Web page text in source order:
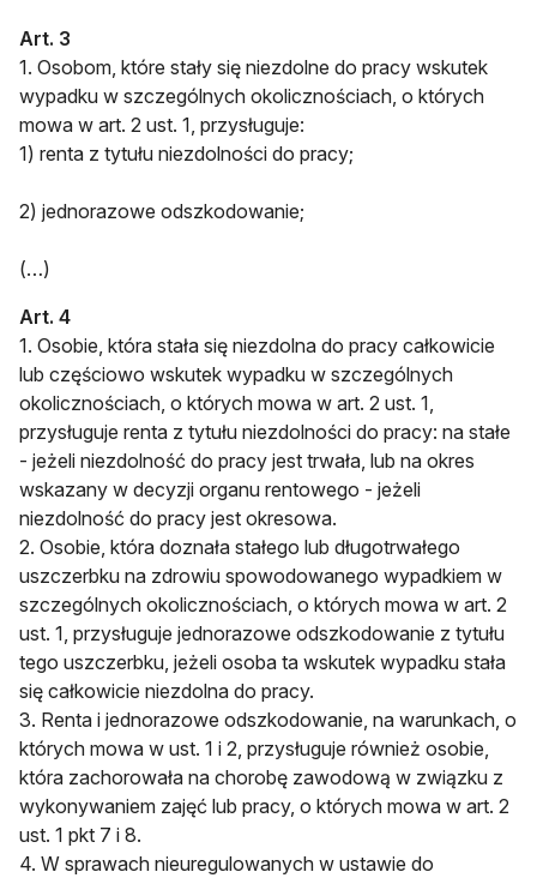
Art. 3
1. Osobom, które stały się niezdolne do pracy wskutek
wypadku w szczególnych okolicznościach, o których
mowa w art. 2 ust. 1, przysługuje:
1) renta z tytułu niezdolności do pracy;
2) jednorazowe odszkodowanie;
(…)
Art. 4
1. Osobie, która stała się niezdolna do pracy całkowicie
lub częściowo wskutek wypadku w szczególnych
okolicznościach, o których mowa w art. 2 ust. 1,
przysługuje renta z tytułu niezdolności do pracy: na stałe
- jeżeli niezdolność do pracy jest trwała, lub na okres
wskazany w decyzji organu rentowego - jeżeli
niezdolność do pracy jest okresowa.
2. Osobie, która doznała stałego lub długotrwałego
uszczerbku na zdrowiu spowodowanego wypadkiem w
szczególnych okolicznościach, o których mowa w art. 2
ust. 1, przysługuje jednorazowe odszkodowanie z tytułu
tego uszczerbku, jeżeli osoba ta wskutek wypadku stała
się całkowicie niezdolna do pracy.
3. Renta i jednorazowe odszkodowanie, na warunkach, o
których mowa w ust. 1 i 2, przysługuje również osobie,
która zachorowała na chorobę zawodową w związku z
wykonywaniem zajęć lub pracy, o których mowa w art. 2
ust. 1 pkt 7 i 8.
4. W sprawach nieuregulowanych w ustawie do